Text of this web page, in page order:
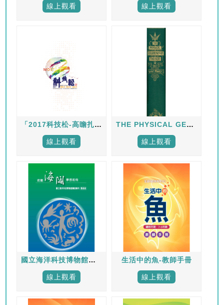
線上觀看 線上觀看
「2017科技松-高瞻扎根‧連結全球‧前瞻未來」成果展專刊
線上觀看
THE PHYSICAL GEOGRAPHY OF THE SEA
線上觀看
國立海洋科技博物館籌建專刊首部曲
線上觀看
生活中的魚-教師手冊
線上觀看